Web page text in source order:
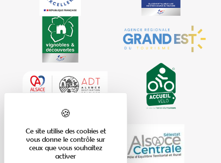
Ce site utilise des cookies et
vous donne le contrôle sur
ceux que vous souhaitez
activer